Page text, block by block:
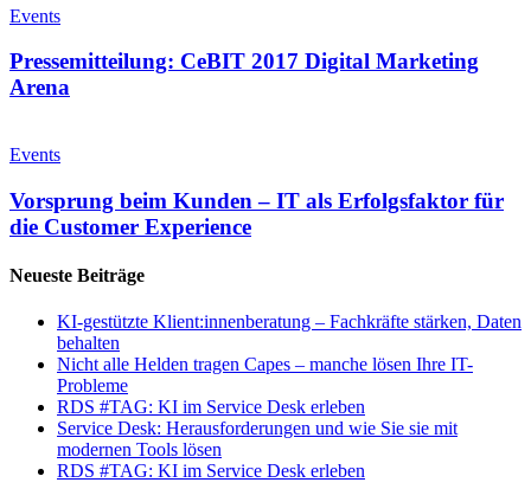
CeBIT
Digital
Marketing
Arena
Events
Pressemitteilung: CeBIT 2017 Digital Marketing
Arena
beim
–
IT
als
für
Customer
Experience
Events
Vorsprung beim Kunden – IT als Erfolgsfaktor für
die Customer Experience
Neueste Beiträge
KI-gestützte Klient:innenberatung – Fachkräfte stärken, Daten
behalten
Nicht alle Helden tragen Capes – manche lösen Ihre IT-
Probleme
RDS #TAG: KI im Service Desk erleben
Service Desk: Herausforderungen und wie Sie sie mit
modernen Tools lösen
RDS #TAG: KI im Service Desk erleben